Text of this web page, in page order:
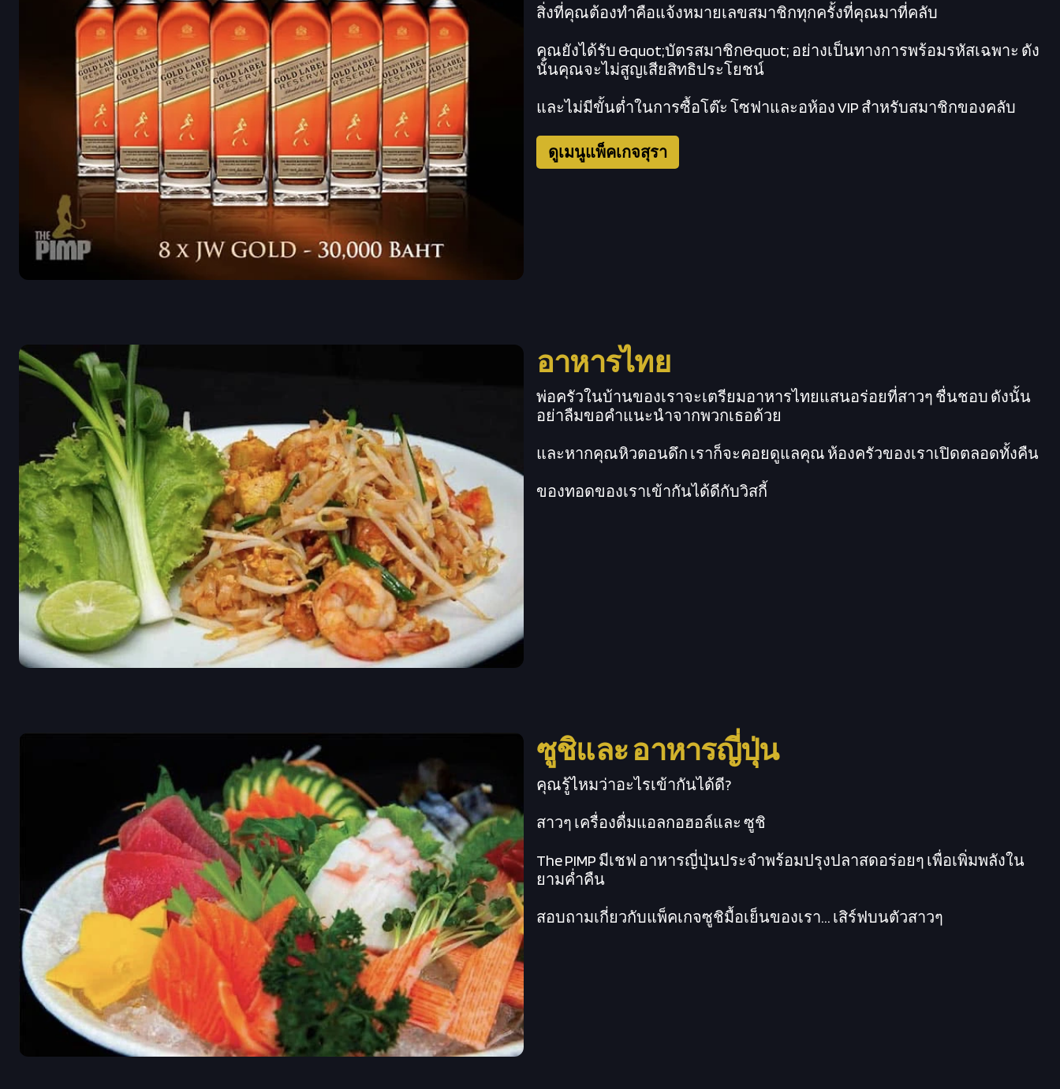
สิ่งที่คุณต้องทำคือแจ้งหมายเลขสมาชิกทุกครั้งที่คุณมาที่คลับ
คุณยังได้รับ &quot;บัตรสมาชิก&quot; อย่างเป็นทางการพร้อมรหัสเฉพาะ ดัง
นั้นคุณจะไม่สูญเสียสิทธิประโยชน์
และไม่มีขั้นต่ำในการซื้อโต๊ะ โซฟาและอห้อง VIP สำหรับสมาชิกของคลับ
ดูเมนูแพ็คเกจสุรา
อาหารไทย
พ่อครัวในบ้านของเราจะเตรียมอาหารไทยแสนอร่อยที่สาวๆ ชื่นชอบ ดังนั้น
อย่าลืมขอคำแนะนำจากพวกเธอด้วย
และหากคุณหิวตอนดึก เราก็จะคอยดูแลคุณ ห้องครัวของเราเปิดตลอดทั้งคืน
ของทอดของเราเข้ากันได้ดีกับวิสกี้
ซูชิและ อาหารญี่ปุ่น
คุณรู้ไหมว่าอะไรเข้ากันได้ดี?
สาวๆ เครื่องดื่มแอลกอฮอล์และ ซูชิ
The PIMP มีเชฟ อาหารญี่ปุ่นประจำพร้อมปรุงปลาสดอร่อยๆ เพื่อเพิ่มพลังใน
ยามค่ำคืน
สอบถามเกี่ยวกับแพ็คเกจซูชิมื้อเย็นของเรา... เสิร์ฟบนตัวสาวๆ